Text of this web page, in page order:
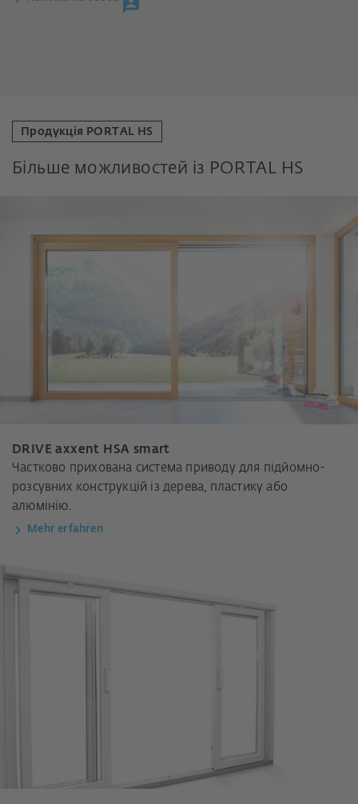
Продукція PORTAL HS
Більше можливостей із PORTAL HS
DRIVE axxent HSA smart
Частково прихована система приводу для підйомно-
розсувних конструкцій із дерева, пластику або
алюмінію.
Mehr erfahren